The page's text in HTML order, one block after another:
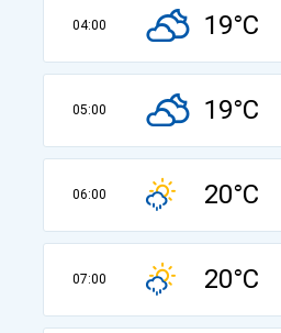
04:00 19°C
05:00 19°C
06:00 20°C
07:00 20°C